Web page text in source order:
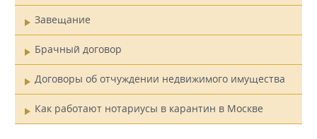
Завещание
Брачный договор
Договоры об отчуждении недвижимого имущества
Как работают нотариусы в карантин в Москве